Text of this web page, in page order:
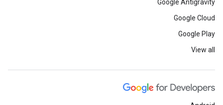
Google Antigravity
Google Cloud
Google Play
View all